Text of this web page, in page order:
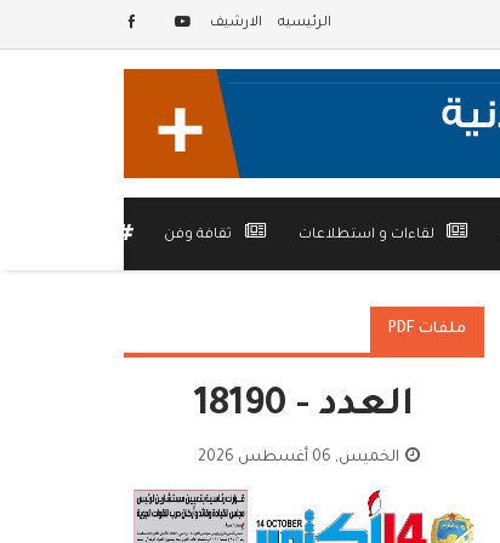
الرئيسيه الارشيف
لقاءات و استطلاعات ثقافة وفن
ملفات PDF
العدد - 18190
الخميس, 06 أغسطس 2026